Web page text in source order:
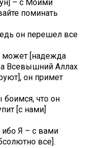
– с Моими
поминать
он перешел все
может [надежда
Всевышний Аллах
он примет
что он
[с нами]
ибо Я – с вами
все].